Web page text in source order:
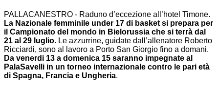
PALLACANESTRO - Raduno d’eccezione all’hotel Timone.
La Nazionale femminile under 17 di basket si prepara per
il Campionato del mondo in Bielorussia che si terrà dal
21 al 29 luglio. Le azzurrine, guidate dall’allenatore Roberto
Ricciardi, sono al lavoro a Porto San Giorgio fino a domani.
Da venerdi 13 a domenica 15 saranno impegnate al
PalaSavelli in un torneo internazionale contro le pari età
di Spagna, Francia e Ungheria.